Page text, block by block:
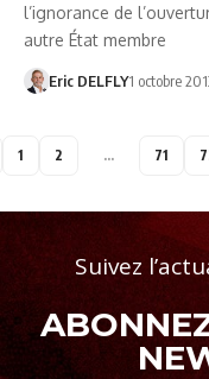
l’ignorance de
autre État membre
Eric DELFLY1 octobre
1 2 … 71
Suivez